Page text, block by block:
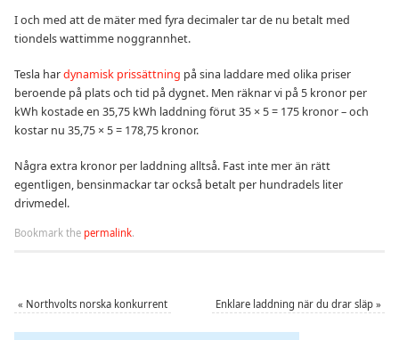
I och med att de mäter med fyra decimaler tar de nu betalt med
tiondels wattimme noggrannhet.
Tesla hardynamisk prissättning på sina laddare med olika priser
beroende på plats och tid på dygnet. Men räknar vi på 5 kronor per
kWh kostade en 35,75 kWh laddning förut 35 × 5 = 175 kronor – och
kostar nu 35,75 × 5 = 178,75 kronor.
Några extra kronor per laddning alltså. Fast inte mer än rätt
egentligen, bensinmackar tar också betalt per hundradels liter
drivmedel.
Bookmark the permalink.
« Northvolts norska konkurrent Enklare laddning när du drar släp »